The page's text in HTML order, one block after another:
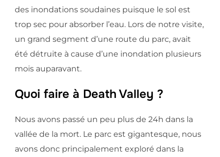
des inondations soudaines puisque le sol est
trop sec pour absorber l’eau. Lors de notre visite,
un grand segment d’une route du parc, avait
été détruite à cause d’une inondation plusieurs
mois auparavant.
Quoi faire à Death Valley ?
Nous avons passé un peu plus de 24h dans la
vallée de la mort. Le parc est gigantesque, nous
avons donc principalement exploré dans la